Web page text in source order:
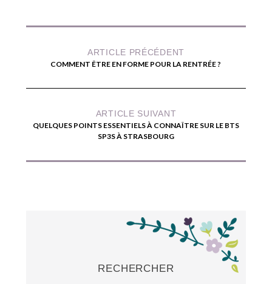
ARTICLE PRÉCÉDENT
COMMENT ÊTRE EN FORME POUR LA RENTRÉE ?
ARTICLE SUIVANT
QUELQUES POINTS ESSENTIELS À CONNAÎTRE SUR LE BTS
SP3S À STRASBOURG
RECHERCHER